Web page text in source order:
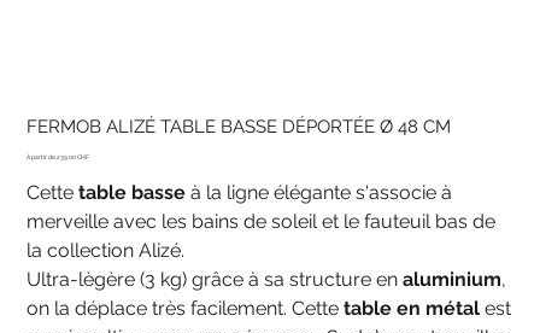
FERMOB ALIZÉ TABLE BASSE DÉPORTÉE Ø 48 CM
Prix 239.00 CHF
Cettetable basse à la ligne élégante s'associe à
merveille avec les bains de soleil et le fauteuil bas de
la collection Alizé.
Ultra-lègère (3 kg) grâce à sa structure enaluminium,
on la déplace très facilement. Cettetable en métal est